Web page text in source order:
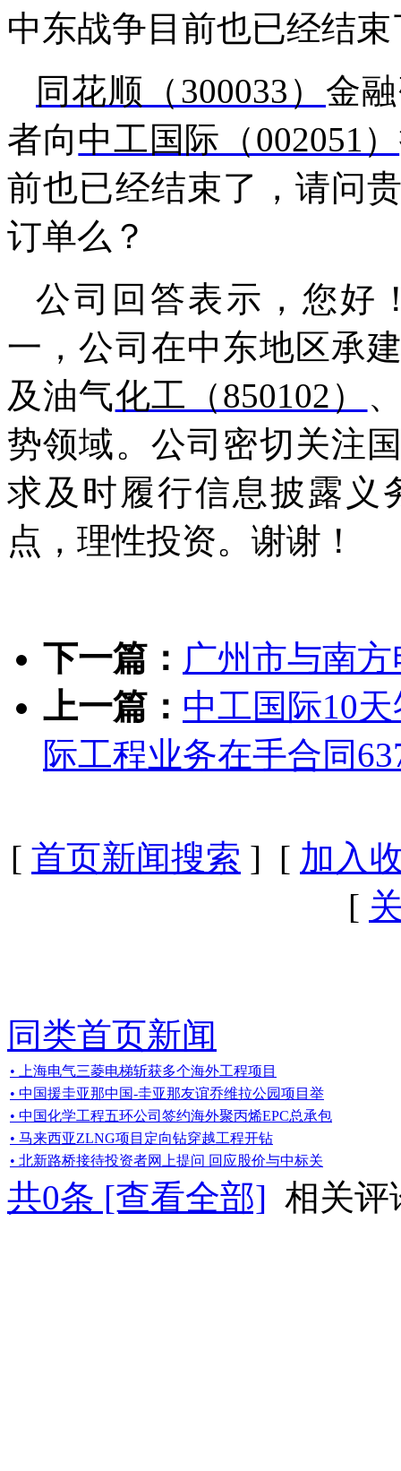
中东战争目前也已经结
同花顺（300033） 金
者向中工国际（002051）
前也已经结束了，请问
订单么？
公司回答表示，您好
一，公司在中东地区承
及油气化工（850102）
势领域。公司密切关注
求及时履行信息披露义
点，理性投资。谢谢！
下一篇： 广州市与南
上一篇： 中工国际10
际工程业务在手合同
[ 首页新闻搜索 ] [ 加入
[
同类首页新闻
• 上海电气三菱电梯斩获多个海外工程项目
• 中国援圭亚那中国-圭亚那友谊乔维拉公园项目举
• 中国化学工程五环公司签约海外聚丙烯EPC总承包
• 马来西亚ZLNG项目定向钻穿越工程开钻
• 北新路桥接待投资者网上提问 回应股价与中标关
共0条 [查看全部] 相关评